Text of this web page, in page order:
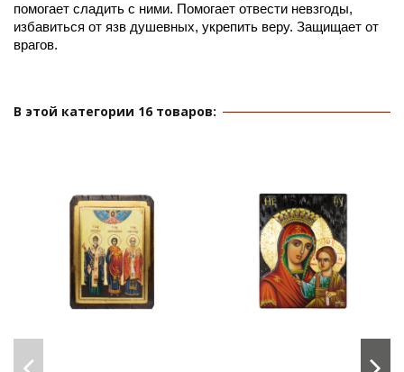
помогает сладить с ними. Помогает отвести невзгоды,
избавиться от язв душевных, укрепить веру. Защищает от
врагов.
В этой категории 16 товаров: